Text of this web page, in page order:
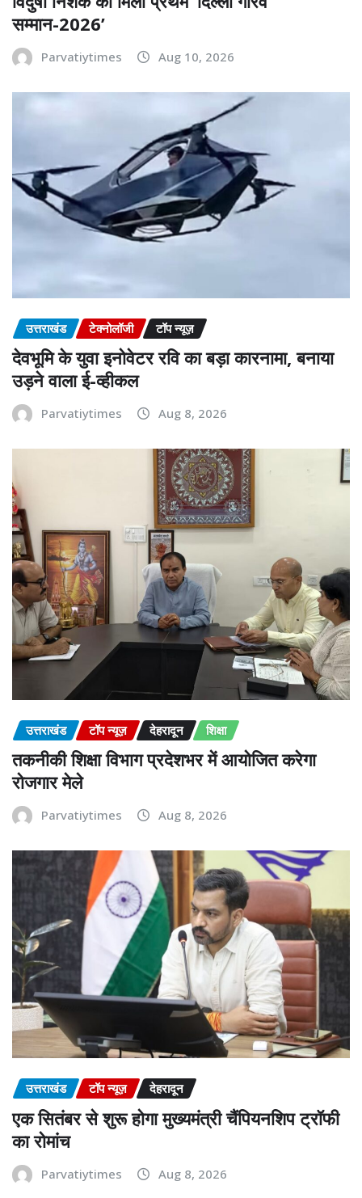
सम्मान-2026’
Parvatiytimes Aug 10, 2026
उत्तराखंड टेक्नोलॉजी टॉप न्यूज़
देवभूमि के युवा इनोवेटर रवि का बड़ा कारनामा, बनाया
उड़ने वाला ई-व्हीकल
Parvatiytimes Aug 8, 2026
उत्तराखंड टॉप न्यूज़ देहरादून शिक्षा
तकनीकी शिक्षा विभाग प्रदेशभर में आयोजित करेगा
रोजगार मेले
Parvatiytimes Aug 8, 2026
उत्तराखंड टॉप न्यूज़ देहरादून
एक सितंबर से शुरू होगा मुख्यमंत्री चैंपियनशिप ट्रॉफी
का रोमांच
Parvatiytimes Aug 8, 2026